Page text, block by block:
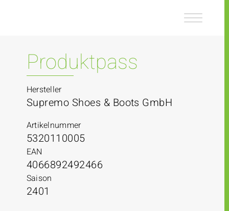
Produktpass
Hersteller
Supremo Shoes & Boots GmbH
Artikelnummer
5320110005
EAN
4066892492466
Saison
2401